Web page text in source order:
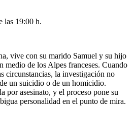
las 19:00 h.
vive con su marido Samuel y su hijo
medio de los Alpes franceses. Cuando
circunstancias, la investigación no
un suicidio o de un homicidio.
por asesinato, y el proceso pone su
personalidad en el punto de mira.